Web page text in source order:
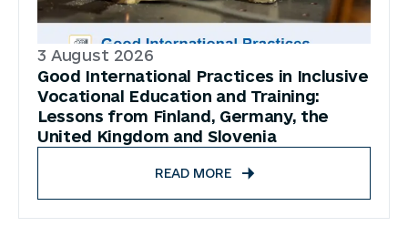
3 August 2026
Good International Practices in Inclusive
Vocational Education and Training:
Lessons from Finland, Germany, the
United Kingdom and Slovenia
READ MORE